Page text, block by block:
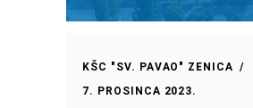
KŠC "SV. PAVAO" ZENICA
7. PROSINCA 2023.